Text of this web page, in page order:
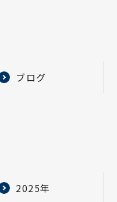
ブログ
2025年